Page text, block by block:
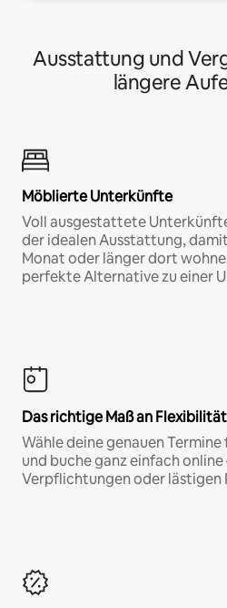
Ausstattung und
längere
Möblierte Unterkünfte
Voll ausgestattete
der idealen Ausstattung,
Monat oder länger dort
perfekte Alternative zu einer
Das richtige Maß an Flexibilität
Wähle deine genauen Termine
und buche ganz einfach
Verpflichtungen oder lästigen